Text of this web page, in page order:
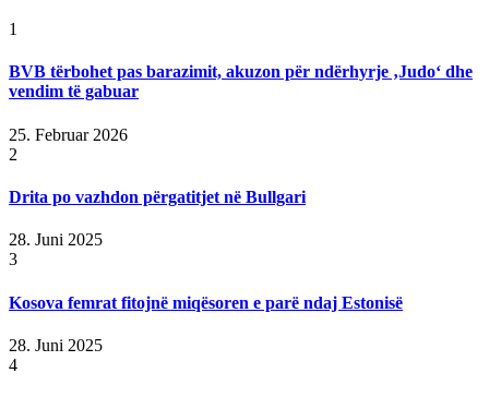
1
BVB tërbohet pas barazimit, akuzon për ndërhyrje ‚Judo‘ dhe
vendim të gabuar
25. Februar 2026
2
Drita po vazhdon përgatitjet në Bullgari
28. Juni 2025
3
Kosova femrat fitojnë miqësoren e parë ndaj Estonisë
28. Juni 2025
4